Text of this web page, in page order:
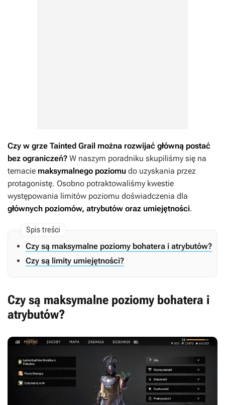
Czy w grze Tainted Grail można rozwijać główną postać
bez ograniczeń? W naszym poradniku skupiliśmy się na
temacie maksymalnego poziomu do uzyskania przez
protagonistę. Osobno potraktowaliśmy kwestie
występowania limitów poziomu doświadczenia dla
głównych poziomów, atrybutów oraz umiejętności.
Czy są maksymalne poziomy bohatera i atrybutów?
Czy są limity umiejętności?
Czy są maksymalne poziomy bohatera i
atrybutów?